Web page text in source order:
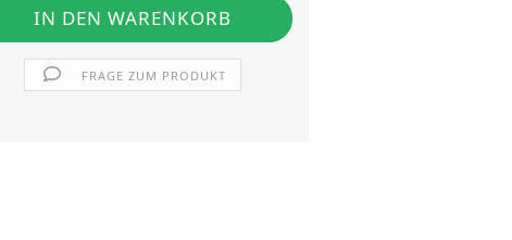
FRAGE ZUM PRODUKT